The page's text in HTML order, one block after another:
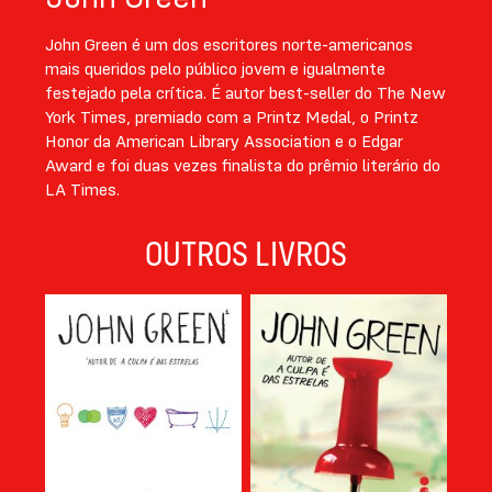
John Green é um dos escritores norte-americanos
mais queridos pelo público jovem e igualmente
festejado pela crítica. É autor best-seller do The New
York Times, premiado com a Printz Medal, o Printz
Honor da American Library Association e o Edgar
Award e foi duas vezes finalista do prêmio literário do
LA Times.
OUTROS LIVROS